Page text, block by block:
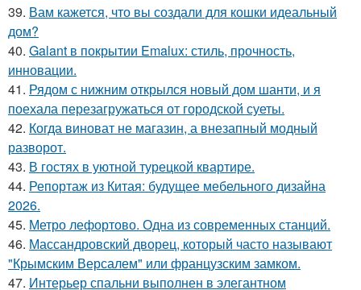
39. Вам кажется, что вы создали для кошки идеальный
дом?
40. Galant в покрытии Emalux: стиль, прочность,
инновации.
41. Рядом с нижним открылся новый дом шанти, и я
поехала перезагружаться от городской суеты.
42. Когда виноват не магазин, а внезапный модный
разворот.
43. В гостях в уютной турецкой квартире.
44. Репортаж из Китая: будущее мебельного дизайна
2026.
45. Метро лефортово. Одна из современных станций.
46. Массандровский дворец, который часто называют
"Крымским Версалем" или французским замком.
47. Интерьер спальни выполнен в элегантном